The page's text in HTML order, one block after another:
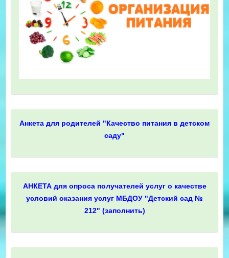
Анкета для родителей "Качество питания в детском
саду"
АНКЕТА для опроса получателей услуг о качестве
условий оказания услуг МБДОУ "Детский сад №
212" (заполнить)